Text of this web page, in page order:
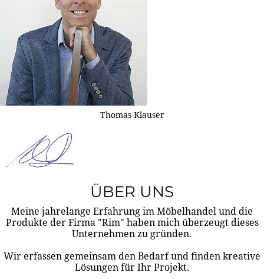
Thomas Klauser
ÜBER UNS
Meine jahrelange Erfahrung im Möbelhandel und die
Produkte der Firma "Rim" haben mich überzeugt dieses
Unternehmen zu gründen.
Wir erfassen gemeinsam den Bedarf und finden kreative
Lösungen für Ihr Projekt.